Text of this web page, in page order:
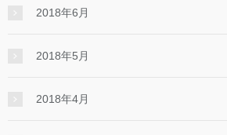
2018年6月
2018年5月
2018年4月